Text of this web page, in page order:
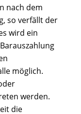
nach dem
so verfällt der
wird ein
möglich.
werden.
die